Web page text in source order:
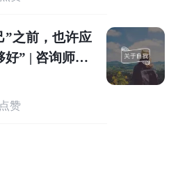
好了。
”之前，也许应
好” | 咨询师回
赞